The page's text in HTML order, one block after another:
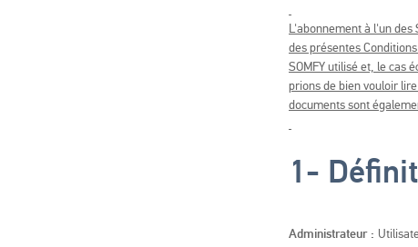
L'abonnement à l'un
des présentes
SOMFY utilisé et, le cas
prions de bien vouloir
documents sont
1-
Administrateur :